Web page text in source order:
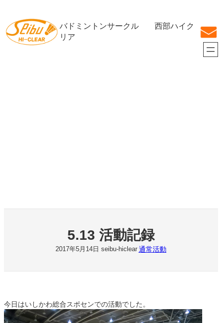
を
ス
バドミントンサークル 西部ハイク
リア
5.13 活動記録
2017年5月14日 seibu-hiclear 通常活動
今日はいしかわ総合スポセンでの活動でした。